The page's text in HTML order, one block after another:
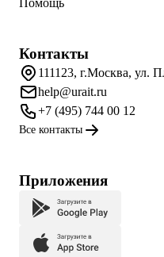
Помощь
Контакты
111123, г.Москва, ул.
help@urait.ru
+7 (495) 744 00 12
Все контакты
Приложения